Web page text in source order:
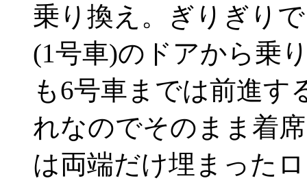
乗り換え。ぎりぎり
(1号車)のドアから乗
も6号車までは前進す
れなのでそのまま着
は両端だけ埋まった